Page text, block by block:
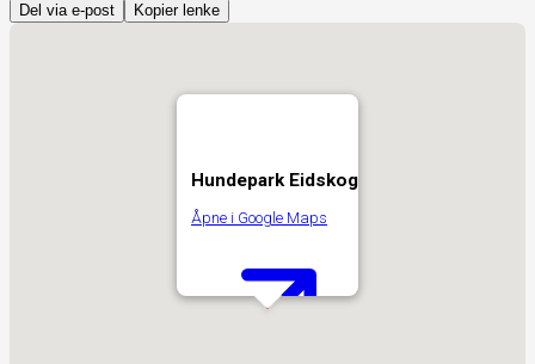
Del via e-post Kopier lenke
Hundepark Eidskog
Åpne i Google Maps